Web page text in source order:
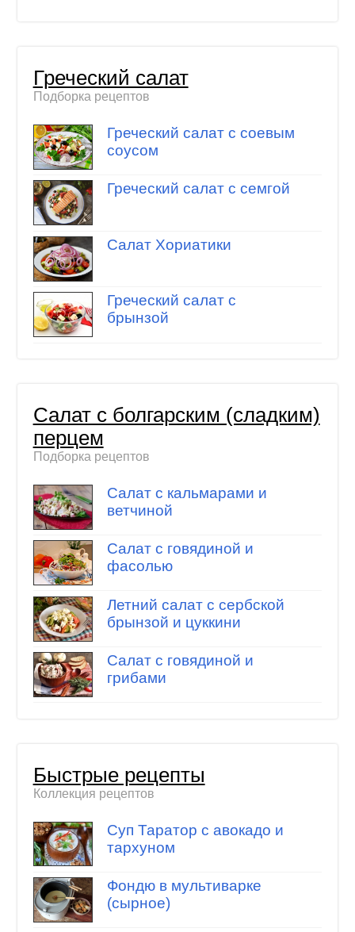
Греческий салат
Подборка рецептов
Греческий салат с соевым
соусом
Греческий салат с семгой
Салат Хориатики
Греческий салат с
брынзой
Салат с болгарским (сладким)
перцем
Подборка рецептов
Салат с кальмарами и
ветчиной
Салат с говядиной и
фасолью
Летний салат с сербской
брынзой и цуккини
Салат с говядиной и
грибами
Быстрые рецепты
Коллекция рецептов
Суп Таратор с авокадо и
тархуном
Фондю в мультиварке
(сырное)